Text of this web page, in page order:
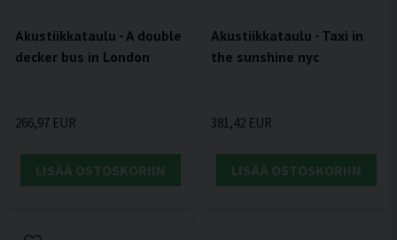
Akustiikkataulu - A double
decker bus in London
266,97 EUR
LISÄÄ OSTOSKORIIN
Akustiikkataulu - Taxi in
the sunshine nyc
381,42 EUR
LISÄÄ OSTOSKORIIN